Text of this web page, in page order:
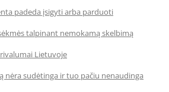
padeda įsigyti arba parduoti
talpinant nemokamą skelbimą
Lietuvoje
nėra sudėtinga ir tuo pačiu nenaudinga